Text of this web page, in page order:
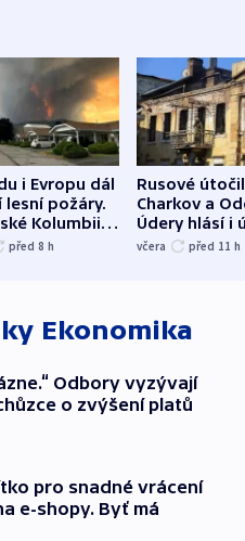
i Evropu dál
lesní požáry.
Kolumbii
tisíce lidí
před 8 h
Rusové
Charkov a
Údery hlásí i
Bělgorodu
včera před 11 h
Ekonomika
Odbory vyzývají
o zvýšení platů
pro snadné vrácení
e-shopy. Byť má